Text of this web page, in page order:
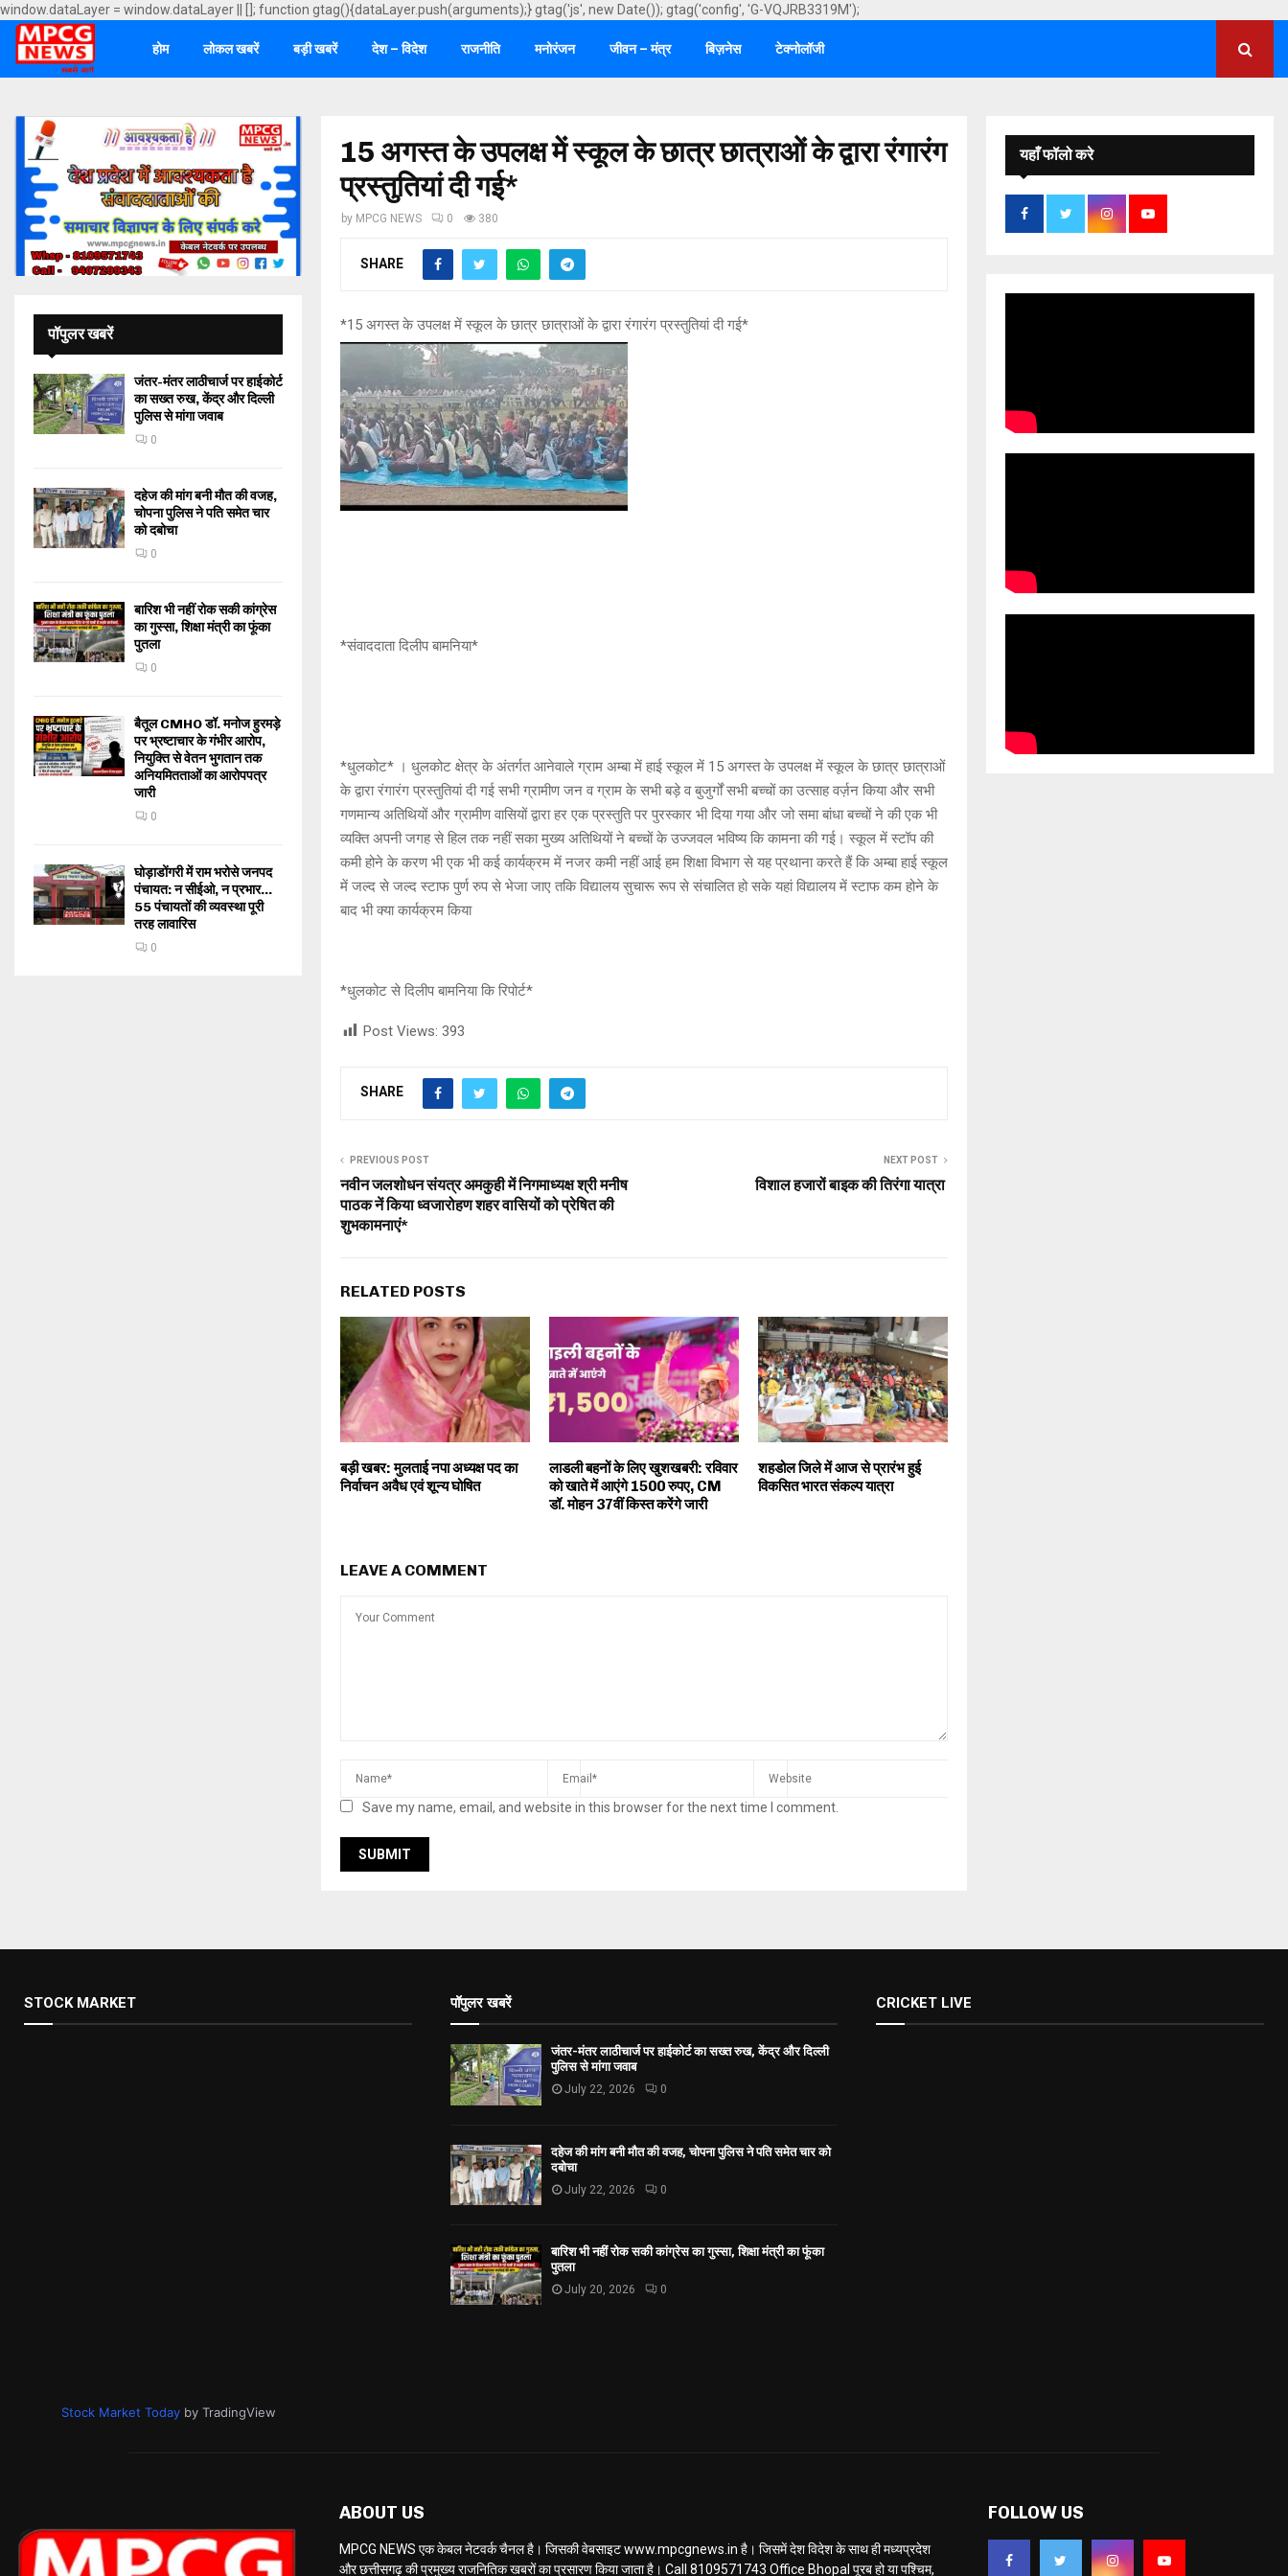
window.dataLayer = window.dataLayer || []; function gtag(){dataLayer.push(arguments);} gtag('js', new Date()); gtag('config', 'G-VQJRB3319M');
होम लोकल खबरें बड़ी खबरें देश – विदेश राजनीति मनोरंजन जीवन – मंत्र बिज़नेस टेक्नोलॉजी
15 अगस्त के उपलक्ष में स्कूल के छात्र छात्राओं के द्वारा रंगारंग
प्रस्तुतियां दी गई*
by MPCG NEWS 0 380
SHARE
*15 अगस्त के उपलक्ष में स्कूल के छात्र छात्राओं के द्वारा रंगारंग प्रस्तुतियां दी गई*
*संवाददाता दिलीप बामनिया*
*धुलकोट* । धुलकोट क्षेत्र के अंतर्गत आनेवाले ग्राम अम्बा में हाई स्कूल में 15 अगस्त के उपलक्ष में स्कूल के छात्र छात्राओं
के द्वारा रंगारंग प्रस्तुतियां दी गई सभी ग्रामीण जन व ग्राम के सभी बड़े व बुजुर्गों सभी बच्चों का उत्साह वर्ज़न किया और सभी
गणमान्य अतिथियों और ग्रामीण वासियों द्वारा हर एक प्रस्तुति पर पुरस्कार भी दिया गया और जो समा बांधा बच्चों ने की एक भी
व्यक्ति अपनी जगह से हिल तक नहीं सका मुख्य अतिथियों ने बच्चों के उज्जवल भविष्य कि कामना की गई। स्कूल में स्टॉप की
कमी होने के करण भी एक भी कई कार्यक्रम में नजर कमी नहीं आई हम शिक्षा विभाग से यह प्रथाना करते हैं कि अम्बा हाई स्कूल
में जल्द से जल्द स्टाफ पुर्ण रुप से भेजा जाए तकि विद्यालय सुचारू रूप से संचालित हो सके यहां विद्यालय में स्टाफ कम होने के
बाद भी क्या कार्यक्रम किया
*धुलकोट से दिलीप बामनिया कि रिपोर्ट*
Post Views: 393
SHARE
PREVIOUS POST
नवीन जलशोधन संयत्र अमकुही में निगमाध्यक्ष श्री मनीष
पाठक नें किया ध्वजारोहण शहर वासियों को प्रेषित की
शुभकामनाएं*
NEXT POST
विशाल हजारों बाइक की तिरंगा यात्रा
RELATED POSTS
बड़ी खबर: मुलताई नपा अध्यक्ष पद का
निर्वाचन अवैध एवं शून्य घोषित
लाडली बहनों के लिए खुशखबरी: रविवार
को खाते में आएंगे 1500 रुपए, CM
डॉ. मोहन 37वीं किस्त करेंगे जारी
शहडोल जिले में आज से प्रारंभ हुई
विकसित भारत संकल्प यात्रा
LEAVE A COMMENT
Save my name, email, and website in this browser for the next time I comment.
पॉपुलर खबरें
जंतर-मंतर लाठीचार्ज पर हाईकोर्ट
का सख्त रुख, केंद्र और दिल्ली
पुलिस से मांगा जवाब
0
दहेज की मांग बनी मौत की वजह,
चोपना पुलिस ने पति समेत चार
को दबोचा
0
बारिश भी नहीं रोक सकी कांग्रेस
का गुस्सा, शिक्षा मंत्री का फूंका
पुतला
0
बैतूल CMHO डॉ. मनोज हुरमड़े
पर भ्रष्टाचार के गंभीर आरोप,
नियुक्ति से वेतन भुगतान तक
अनियमितताओं का आरोपपत्र
जारी
0
घोड़ाडोंगरी में राम भरोसे जनपद
पंचायत: न सीईओ, न प्रभार…
55 पंचायतों की व्यवस्था पूरी
तरह लावारिस
0
यहाँ फॉलो करे
STOCK MARKET
Stock Market Today by TradingView
पॉपुलर खबरें
जंतर-मंतर लाठीचार्ज पर हाईकोर्ट का सख्त रुख, केंद्र और दिल्ली
पुलिस से मांगा जवाब
July 22, 2026 0
दहेज की मांग बनी मौत की वजह, चोपना पुलिस ने पति समेत चार को
दबोचा
July 22, 2026 0
बारिश भी नहीं रोक सकी कांग्रेस का गुस्सा, शिक्षा मंत्री का फूंका
पुतला
July 20, 2026 0
CRICKET LIVE
ABOUT US
MPCG NEWS एक केबल नेटवर्क चैनल है। जिसकी वेबसाइट www.mpcgnews.in है। जिसमें देश विदेश के साथ ही मध्यप्रदेश
और छत्तीसगढ़ की प्रमुख्य राजनितिक खबरों का प्रसारण किया जाता है। Call 8109571743 Office Bhopal पूरब हो या पश्चिम,
FOLLOW US